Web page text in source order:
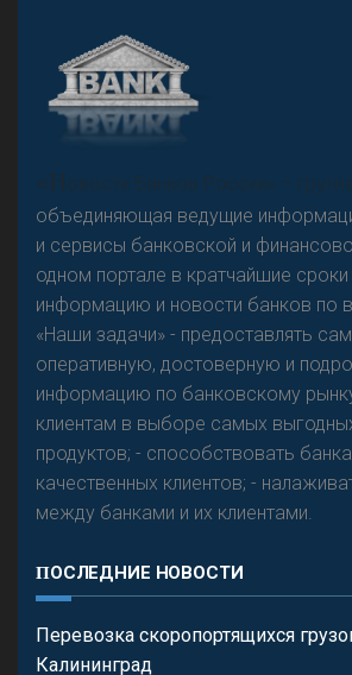
«Н
овости Банков России» –
объединяющая ведущие
и сервисы банковской и
одном портале в кратчайшие
информацию и новости банков по
«Наши задачи» - предоставлять
оперативную, достоверную и
информацию по банковскому
клиентам в выборе самых
продуктов; - способствовать
качественных клиентов; -
между банками и их клиентами.
ПОСЛЕДНИЕ НОВОСТИ
Перевозка скоропортящихся
Калининград